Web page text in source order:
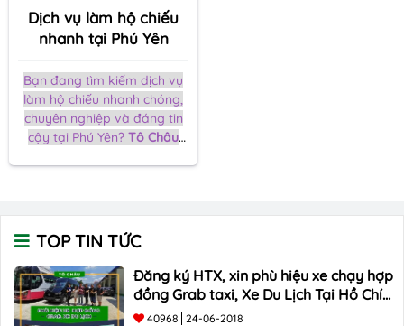
Dịch vụ làm hộ chiếu
nhanh tại Phú Yên
Bạn đang tìm kiếm dịch vụ
làm hộ chiếu nhanh chóng,
chuyên nghiệp và đáng tin
cậy tại Phú Yên? Tô Châu
sẽ giúp bạn hiểu rõ hơn về
dịch vụ của chúng tôi và
những lợi ích khi lựa chọn
chúng tôi.
TOP TIN TỨC
Đăng ký HTX, xin phù hiệu xe chạy hợp
đồng Grab taxi, Xe Du Lịch Tại Hồ Chí
Minh Giá Rẻ
40968 24-06-2018